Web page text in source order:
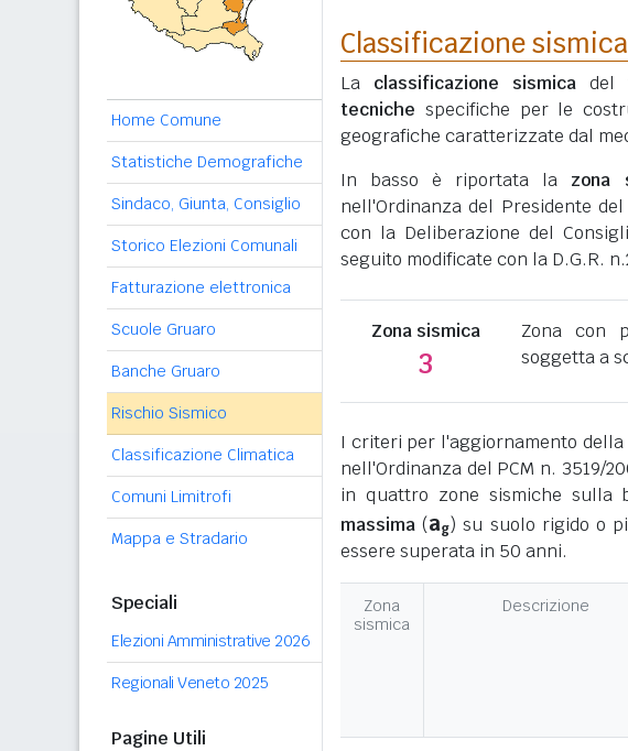
Home Comune
Statistiche Demografiche
Sindaco, Giunta, Consiglio
Storico Elezioni Comunali
Fatturazione elettronica
Scuole Gruaro
Banche Gruaro
Rischio Sismico
Classificazione Climatica
Comuni Limitrofi
Mappa e Stradario
Speciali
Elezioni Amministrative 2026
Regionali Veneto 2025
Pagine Utili
Classificazione sismica
La classificazione sismica del
tecniche specifiche per le
geografiche caratterizzate dal
In basso è riportata la zona
nell'Ordinanza del Presidente
con la Deliberazione del
seguito modificate con la D.G.R.
Zona sismica
3
Zona con
soggetta a
I criteri per l'aggiornamento
nell'Ordinanza del PCM n. 3519/
in quattro zone sismiche sulla
massima (ag) su suolo rigido o
essere superata in 50 anni.
Zona
sismica
Descrizione